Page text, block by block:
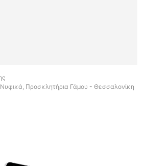
Προσκλητήρια Γάμου - Θεσσαλονίκη